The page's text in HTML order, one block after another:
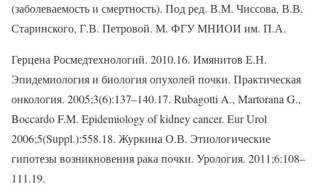
(заболеваемость и смертность). Под ред. В.М. Чиссова, В.В.
Старинского, Г.В. Петровой. М. ФГУ МНИОИ им. П.А.
Герцена Росмедтехнологий. 2010.16. Имянитов Е.Н.
Эпидемиология и биология опухолей почки. Практическая
онкология. 2005;3(6):137–140.17. Rubagotti A., Martorana G.,
Boccardo F.M. Epidemiology of kidney cancer. Eur Urol
2006;5(Suppl.):558.18. Журкина О.В. Этиологические
гипотезы возникновения рака почки. Урология. 2011;6:108–
111.19.